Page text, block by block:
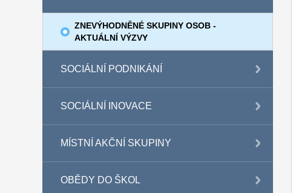
ZNEVÝHODNĚNÉ SKUPINY OSOB -
AKTUÁLNÍ VÝZVY
SOCIÁLNÍ PODNIKÁNÍ
SOCIÁLNÍ INOVACE
MÍSTNÍ AKČNÍ SKUPINY
OBĚDY DO ŠKOL